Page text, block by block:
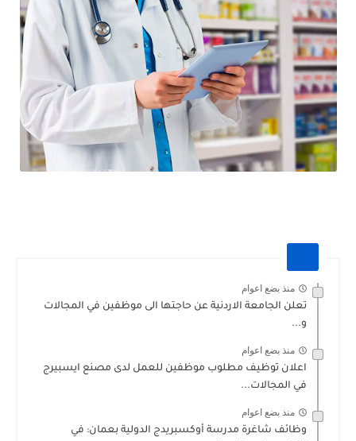
منذ بضع اعوام
تعلن الجامعة الاردنية عن حاجتها الى موظفين في المجالات
و...
منذ بضع اعوام
اعلان توظيف مطلوب موظفين للعمل لدى مصنع ايسبيرج
في المجالات...
منذ بضع اعوام
وظائف شاغرة مدرسة أوكسبريدج الدولية بعمان: في